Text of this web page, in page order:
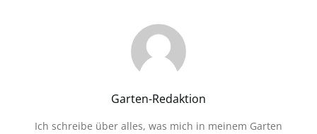
Garten-Redaktion
Ich schreibe über alles, was mich in meinem Garten